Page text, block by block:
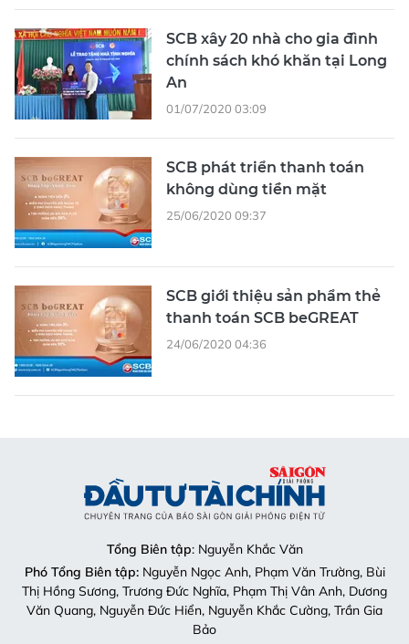
SCB xây 20 nhà cho gia đình
chính sách khó khăn tại Long
An
01/07/2020 03:09
SCB phát triển thanh toán
không dùng tiền mặt
25/06/2020 09:37
SCB giới thiệu sản phẩm thẻ
thanh toán SCB beGREAT
24/06/2020 04:36
Tổng Biên tập: Nguyễn Khắc Văn
Phó Tổng Biên tập:Nguyễn Ngọc Anh, Phạm Văn Trường, Bùi
Thị Hồng Sương, Trương Đức Nghĩa, Phạm Thị Vân Anh, Dương
Văn Quang, Nguyễn Đức Hiển, Nguyễn Khắc Cường, Trần Gia
Bảo